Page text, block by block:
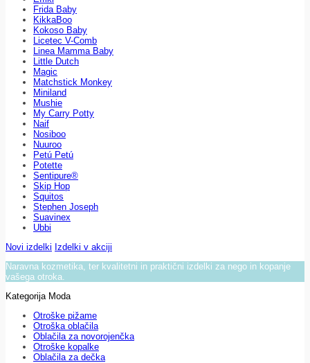
Frida Baby
KikkaBoo
Kokoso Baby
Licetec V-Comb
Linea Mamma Baby
Little Dutch
Magic
Matchstick Monkey
Miniland
Mushie
My Carry Potty
Naif
Nosiboo
Nuuroo
Petú Petú
Potette
Sentipure®
Skip Hop
Squitos
Stephen Joseph
Suavinex
Ubbi
Novi izdelki Izdelki v akciji
Naravna kozmetika, ter kvalitetni in praktični izdelki za nego in kopanje
vašega otroka.
Kategorija Moda
Otroške pižame
Otroška oblačila
Oblačila za novorojenčka
Otroške kopalke
Oblačila za dečka